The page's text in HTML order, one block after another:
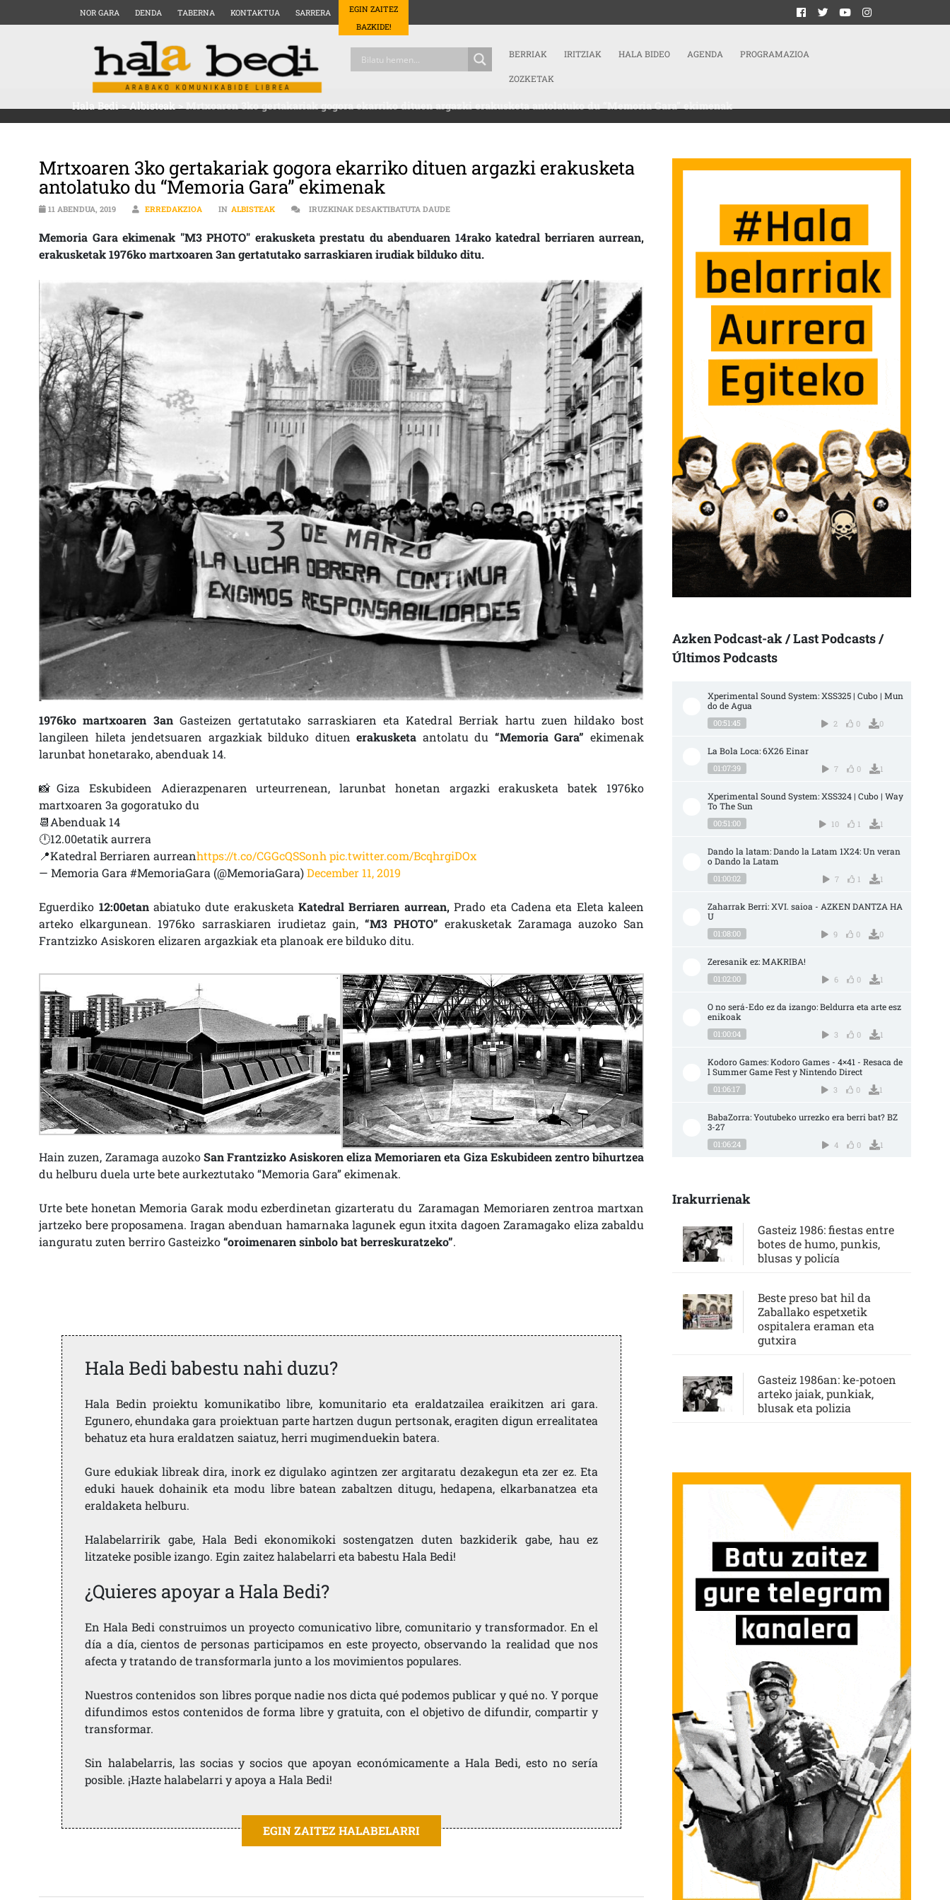
NOR GARA DENDA TABERNA KONTAKTUA SARRERA
EGIN ZAITEZ
BAZKIDE!
BERRIAK IRITZIAK HALA BIDEO AGENDA PROGRAMAZIOA
ZOZKETAK
Hala Bedi>Albisteak>Mrtxoaren 3ko gertakariak gogora ekarriko dituen argazki erakusketa antolatuko du “Memoria Gara” ekimenak
Mrtxoaren 3ko gertakariak gogora ekarriko dituen argazki erakusketa
antolatuko du “Memoria Gara” ekimenak
11 ABENDUA, 2019 ERREDAKZIOA IN ALBISTEAK IRUZKINAK DESAKTIBATUTA DAUDEMRTXOAREN 3KO GERTAKARIAK GOGORA EKARRIKO DITUEN ARGAZKI ERAKUSKETA ANTOLATUKO DU “MEMORIA GARA”
Memoria Gara ekimenak "M3 PHOTO" erakusketa prestatu du abenduaren 14rako katedral berriaren aurrean,
erakusketak 1976ko martxoaren 3an gertatutako sarraskiaren irudiak bilduko ditu.
1976ko martxoaren 3anGasteizen gertatutako sarraskiaren eta Katedral Berriak hartu zuen hildako bost
langileen hileta jendetsuaren argazkiak bilduko dituenerakusketa antolatu du “Memoria Gara” ekimenak
larunbat honetarako, abenduak 14.
📸Giza Eskubideen Adierazpenaren urteurrenean, larunbat honetan argazki erakusketa batek 1976ko
martxoaren 3a gogoratuko du
📆Abenduak 14
🕛12.00etatik aurrera
📍Katedral Berriaren aurreanhttps://t.co/CGGcQSSonh pic.twitter.com/BcqhrgiDOx
— Memoria Gara #MemoriaGara (@MemoriaGara)December 11, 2019
Eguerdiko 12:00etanabiatuko dute erakusketaKatedral Berriaren aurrean,Prado eta Cadena eta Eleta kaleen
arteko elkargunean. 1976ko sarraskiaren irudietaz gain, “M3 PHOTO” erakusketak Zaramaga auzoko San
Frantzizko Asiskoren elizaren argazkiak eta planoak ere bilduko ditu.
Hain zuzen, Zaramaga auzokoSan Frantzizko Asiskoren eliza Memoriaren eta Giza Eskubideen zentro bihurtzea
du helburu duela urte bete aurkeztutako “Memoria Gara” ekimenak.
Urte bete honetan Memoria Garak modu ezberdinetan gizarteratu du Zaramagan Memoriaren zentroa martxan
jartzeko bere proposamena. Iragan abenduan hamarnaka lagunek egun itxita dagoen Zaramagako eliza zabaldu
ianguratu zuten berriro Gasteizko“oroimenaren sinbolo bat berreskuratzeko”.
Hala Bedi babestu nahi duzu?
Hala Bedin proiektu komunikatibo libre, komunitario eta eraldatzailea eraikitzen ari gara.
Egunero, ehundaka gara proiektuan parte hartzen dugun pertsonak, eragiten digun errealitatea
behatuz eta hura eraldatzen saiatuz, herri mugimenduekin batera.
Gure edukiak libreak dira, inork ez digulako agintzen zer argitaratu dezakegun eta zer ez. Eta
eduki hauek dohainik eta modu libre batean zabaltzen ditugu, hedapena, elkarbanatzea eta
eraldaketa helburu.
Halabelarririk gabe, Hala Bedi ekonomikoki sostengatzen duten bazkiderik gabe, hau ez
litzateke posible izango. Egin zaitez halabelarri eta babestu Hala Bedi!
¿Quieres apoyar a Hala Bedi?
En Hala Bedi construimos un proyecto comunicativo libre, comunitario y transformador. En el
día a día, cientos de personas participamos en este proyecto, observando la realidad que nos
afecta y tratando de transformarla junto a los movimientos populares.
Nuestros contenidos son libres porque nadie nos dicta qué podemos publicar y qué no. Y porque
difundimos estos contenidos de forma libre y gratuita, con el objetivo de difundir, compartir y
transformar.
Sin halabelarris, las socias y socios que apoyan económicamente a Hala Bedi, esto no sería
posible. ¡Hazte halabelarri y apoya a Hala Bedi!
EGIN ZAITEZ HALABELARRI
Azken Podcast-ak / Last Podcasts /
Últimos Podcasts
Xperimental Sound System: XSS325 | Cubo | Mun
do de Agua
00:51:45 2 0 0
La Bola Loca: 6X26 Einar
01:07:39 7 0 1
Xperimental Sound System: XSS324 | Cubo | Way
To The Sun
00:51:00 10 1 1
Dando la latam: Dando la Latam 1X24: Un veran
o Dando la Latam
01:00:02 7 1 1
Zaharrak Berri: XVI. saioa - AZKEN DANTZA HA
U
01:08:00 9 0 0
Zeresanik ez: MAKRIBA!
01:02:00 6 0 1
O no será-Edo ez da izango: Beldurra eta arte esz
enikoak
01:00:04 3 0 1
Kodoro Games: Kodoro Games - 4×41 - Resaca de
l Summer Game Fest y Nintendo Direct
01:06:17 3 0 1
BabaZorra: Youtubeko urrezko era berri bat? BZ
3-27
01:06:24 4 0 1
Irakurrienak
Gasteiz 1986: fiestas entre
botes de humo, punkis,
blusas y policía
Beste preso bat hil da
Zaballako espetxetik
ospitalera eraman eta
gutxira
Gasteiz 1986an: ke-potoen
arteko jaiak, punkiak,
blusak eta polizia